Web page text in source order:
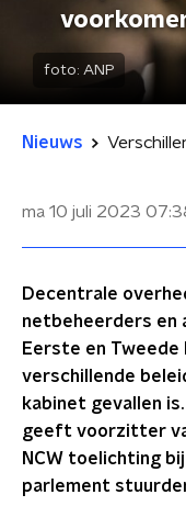
foto: ANP
Nieuws
ma 10 juli 2023
Decentrale
netbeheerders en
Eerste en
verschillende
kabinet gevallen
geeft voorzitter
NCW toelichting
parlement